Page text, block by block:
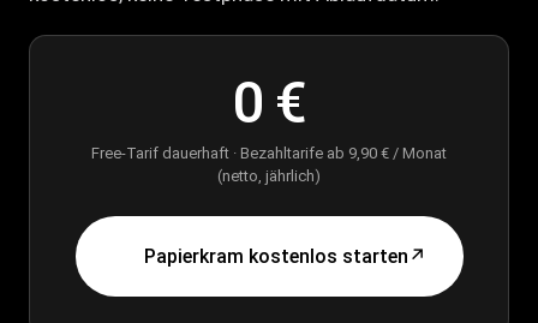
0 €
Free-Tarif dauerhaft · Bezahltarife ab 9,90 € / Monat
(netto, jährlich)
Papierkram kostenlos starten ↗